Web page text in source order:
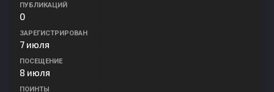
ПУБЛИКАЦИЙ
0
ЗАРЕГИСТРИРОВАН
7 июля
ПОСЕЩЕНИЕ
8 июля
ПОИНТЫ